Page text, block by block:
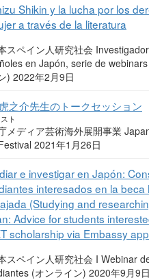
Shikin y la lucha por los
a través de la literatura
スペイン人研究社会
en Japón, serie de
) 2022年2月9日
之介先生のトークセッション
ト
メディア芸術海外展開事業
2021年1月26日
e investigar en Japón:
interesados en la beca
(Studying and
Advice for students
scholarship via Embassy
スペイン人研究社会 I Webinar
(オンライン) 2020年9月9日